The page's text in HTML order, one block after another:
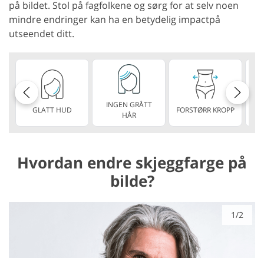
på bildet. Stol på fagfolkene og sørg for at selv noen
mindre endringer kan ha en betydelig impactpå
utseendet ditt.
GLATT HUD
INGEN GRÅTT
HÅR
FORSTØRR KROPP
Hvordan endre skjeggfarge på
bilde?
1/2